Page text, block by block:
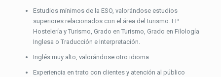
Estudios mínimos de la ESO, valorándose estudios
superiores relacionados con el área del turismo: FP
Hostelería y Turismo, Grado en Turismo, Grado en Filología
Inglesa o Traducción e Interpretación.
Inglés muy alto, valorándose otro idioma.
Experiencia en trato con clientes y atención al público